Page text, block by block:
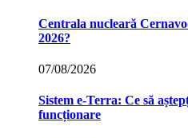
Centrala nucleară
2026?
07/08/2026
Sistem e-Terra: Ce să
funcționare